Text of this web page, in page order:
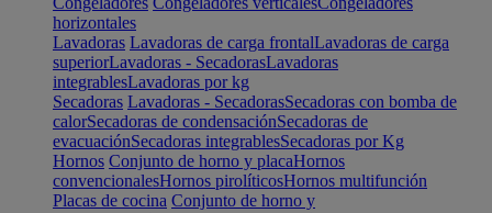
horizontales
Lavadoras Lavadoras de carga frontalLavadoras de carga
superiorLavadoras - SecadorasLavadoras
integrablesLavadoras por kg
Secadoras Lavadoras - SecadorasSecadoras con bomba de
calorSecadoras de condensaciónSecadoras de
evacuaciónSecadoras integrablesSecadoras por Kg
Hornos Conjunto de horno y placaHornos
convencionalesHornos pirolíticosHornos multifunción
Placas de cocina Conjunto de horno y